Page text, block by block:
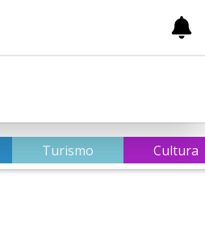
Turismo Cultura